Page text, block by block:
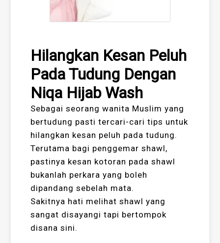
Hilangkan Kesan Peluh
Pada Tudung Dengan
Niqa Hijab Wash
Sebagai seorang wanita Muslim yang
bertudung pasti tercari-cari tips untuk
hilangkan kesan peluh pada tudung.
Terutama bagi penggemar shawl,
pastinya kesan kotoran pada shawl
bukanlah perkara yang boleh
dipandang sebelah mata.
Sakitnya hati melihat shawl yang
sangat disayangi tapi bertompok
disana sini.